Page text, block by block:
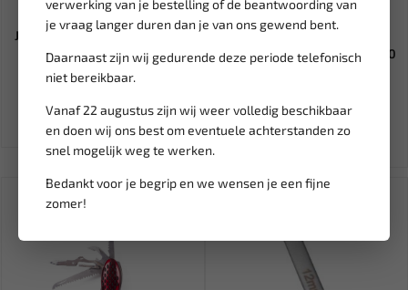
verwerking van je bestelling of de beantwoording van
je vraag langer duren dan je van ons gewend bent.
Daarnaast zijn wij gedurende deze periode telefonisch
niet bereikbaar.
Vanaf 22 augustus zijn wij weer volledig beschikbaar
en doen wij ons best om eventuele achterstanden zo
snel mogelijk weg te werken.
Bedankt voor je begrip en we wensen je een fijne
zomer!
Niet op voorraad
JBM 1/2" Spline / 12-kant M16
dopsleutel 55 mm lan...
Ex. btw: € 5,40
Leverbaar
RODAC Premium potkrik
telescopisch 20 ton RQBJTR20
Ex. btw: € 647,25
SALE!